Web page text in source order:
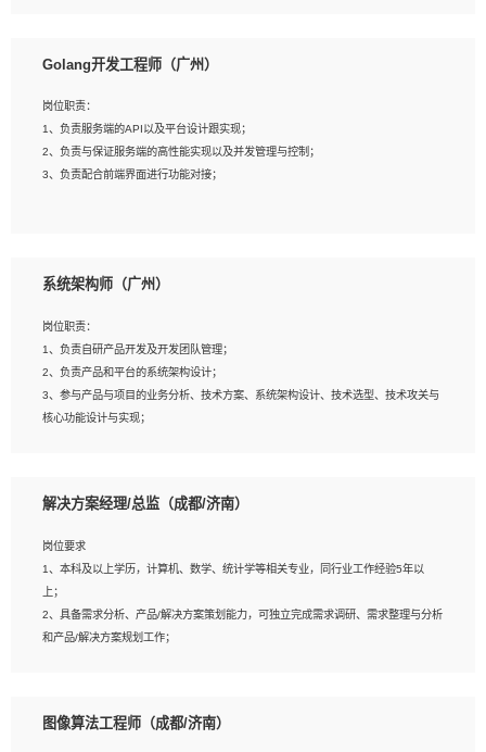
2、熟悉PostgreSQL、redis、MongoDB、ElasticSearch等开源数据库运维管理，
4、熟悉Hadoop、HBASE、Spark等大数据平台优先。
5、熟悉linux或任意一种unix操作系统，如有较强操作系统侧工作经验者优先。
6、具备丰富的项目实施经验，较强的自我学习能力。
Golang开发工程师（广州）
岗位职责：
1、负责服务端的API以及平台设计跟实现；
2、负责与保证服务端的高性能实现以及并发管理与控制；
3、负责配合前端界面进行功能对接；
2、1年以上Golang开发工作经验，能独立完成相应项目开发；
与实现，熟悉常用开源框架及设计模式；
4、熟悉Golang、连接池、消息队列等组件使用、熟悉后端开发、测试、调试流程
跟工具使用；
5、对技术有激情，喜欢钻研，能快速接受和掌握新技术，学习能力和工作责任心
强，良好的沟通表达能力和团队协作能力。
系统架构师（广州）
岗位职责：
1、负责自研产品开发及开发团队管理；
2、负责产品和平台的系统架构设计；
3、参与产品与项目的业务分析、技术方案、系统架构设计、技术选型、技术攻关与
核心功能设计与实现；
岗位要求：
1、全日制统招本科及以上学历，计算机相关专业毕业，5年以上开发工作经验；
2、具有扎实的java编程功底和良好的编码习惯，有分布式、多线程及高并发系统开
发经验和性能调优经验尤佳；熟悉JVM调优；掌握基础中间件、基础架构方案和云
平台、云产品功能特性，熟练使用相关平台的功能和了解其背后实现机制；
研发管理流程建设经验；
解决方案经理/总监（成都/济南）
岗位要求
1、本科及以上学历，计算机、数学、统计学等相关专业，同行业工作经验5年以
上；
2、具备需求分析、产品/解决方案策划能力，可独立完成需求调研、需求整理与分析
和产品/解决方案规划工作；
相关的解决方案，包括视频分析、图像识别、NLP、OCR、机器学习等；
图像算法工程师（成都/济南）